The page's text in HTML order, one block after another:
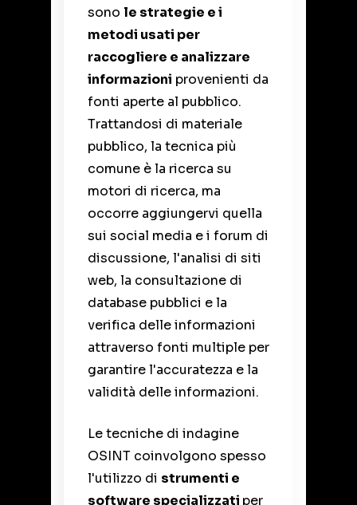
sono le strategie e i
metodi usati per
raccogliere e analizzare
informazioni provenienti da
fonti aperte al pubblico.
Trattandosi di materiale
pubblico, la tecnica più
comune è la ricerca su
motori di ricerca, ma
occorre aggiungervi quella
sui social media e i forum di
discussione, l'analisi di siti
web, la consultazione di
database pubblici e la
verifica delle informazioni
attraverso fonti multiple per
garantire l'accuratezza e la
validità delle informazioni.
Le tecniche di indagine
OSINT coinvolgono spesso
l'utilizzo di strumenti e
software specializzati per